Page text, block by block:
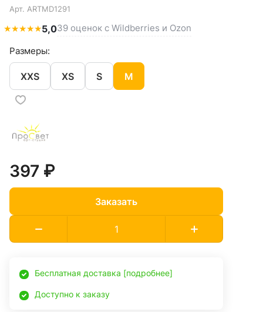
Арт. ARTMD1291
★★★★★5,039 оценок с Wildberries и Ozon
Размеры:
XXS XS S M
397 ₽
Заказать
Бесплатная доставка [подробнее]
Доступно к заказу